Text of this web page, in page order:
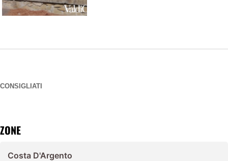
CONSIGLIATI
ZONE
Costa D'Argento